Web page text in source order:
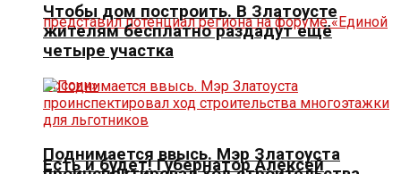
Есть и будет! Губернатор Алексей
Чтобы дом построить. В Златоусте
жителям бесплатно раздадут ещё
четыре участка
Поднимается ввысь. Мэр Златоуста